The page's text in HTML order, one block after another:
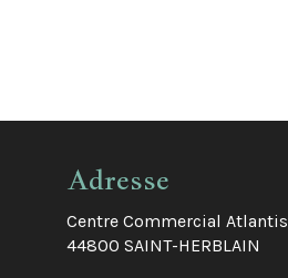
Adresse
Centre Commercial Atlantis
44800 SAINT-HERBLAIN